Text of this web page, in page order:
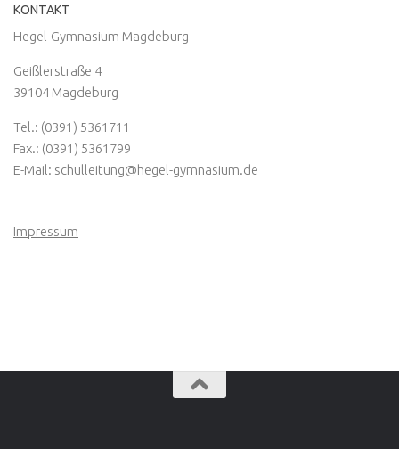
KONTAKT
Hegel-Gymnasium Magdeburg
Geißlerstraße 4
39104 Magdeburg
Tel.: (0391) 5361711
Fax.: (0391) 5361799
E-Mail: schulleitung@hegel-gymnasium.de
Impressum